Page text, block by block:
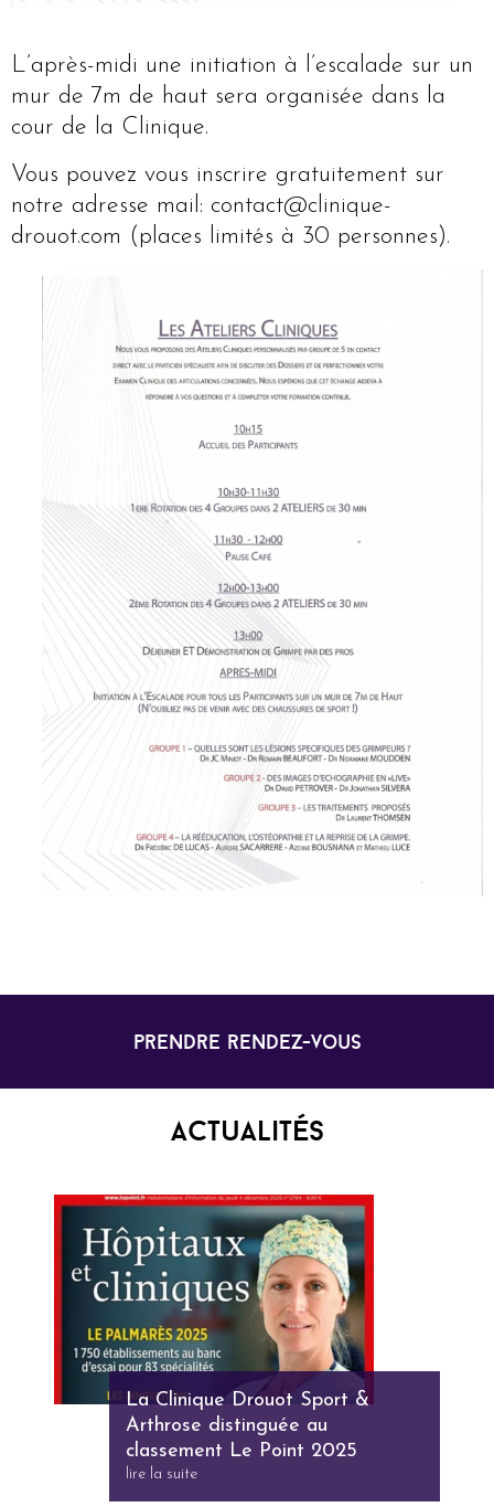
L’après-midi une initiation à l’escalade sur un
mur de 7m de haut sera organisée dans la
cour de la Clinique.
Vous pouvez vous inscrire gratuitement sur
notre adresse mail: contact@clinique-
drouot.com (places limités à 30 personnes).
prendre rendez-vous
Actualités
La Clinique Drouot Sport &
Arthrose distinguée au
classement Le Point 2025
lire la suite